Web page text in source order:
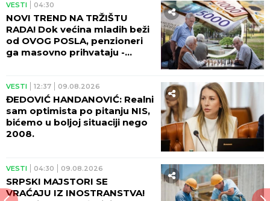
VESTI 04:30
NOVI TREND NA TRŽIŠTU
RADA! Dok većina mladih beži
od OVOG POSLA, penzioneri
ga masovno prihvataju -
VESTI 12:37 09.08.2026
ĐEDOVIĆ HANDANOVIĆ: Realni
sam optimista po pitanju NIS,
bićemo u boljoj situaciji nego
2008.
VESTI 04:30 09.08.2026
SRPSKI MAJSTORI SE
VRAĆAJU IZ INOSTRANSTVA!